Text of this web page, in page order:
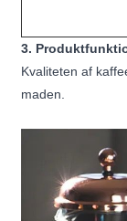
3.
Kvaliteten af
maden.